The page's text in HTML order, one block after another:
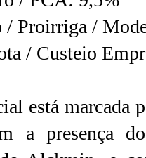
/ Proirriga /
/ Custeio
está marcada
a presença